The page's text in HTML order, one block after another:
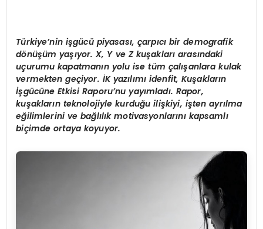
Türkiye’nin işgücü piyasası, çarpıcı bir demografik
dönüşüm yaşıyor. X, Y ve Z kuşaklarıarasındaki
uçurumu kapatmanın yolu ise tüm çalışanlara kulak
vermekten geçiyor. İK yazılımı idenfit, Kuşakların
İşgücüne Etkisi Raporu’nu yayımladı. Rapor,
kuşakların teknolojiyle kurduğu ilişkiyi, işten ayrılma
eğilimlerini ve bağlılık motivasyonlarını kapsamlı
biçimde ortaya koyuyor.